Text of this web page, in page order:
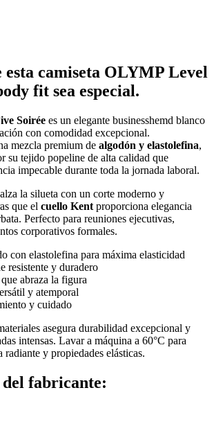
esta camiseta OLYMP Level
fit sea especial.
Soirée es un elegante businesshemd blanco
con comodidad excepcional.
mezcla premium de algodón y elastolefina,
su tejido popeline de alta calidad que
impecable durante toda la jornada laboral.
la silueta con un corte moderno y
que el cuello Kent proporciona elegancia
Perfecto para reuniones ejecutivas,
corporativos formales.
con elastolefina para máxima elasticidad
resistente y duradero
abraza la figura
y atemporal
y cuidado
asegura durabilidad excepcional y
intensas. Lavar a máquina a 60°C para
radiante y propiedades elásticas.
fabricante: